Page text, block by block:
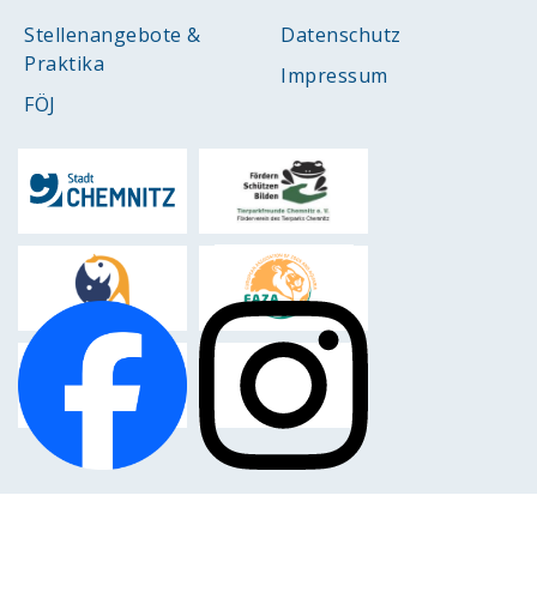
Stellenangebote &
Praktika
FÖJ
Datenschutz
Impressum